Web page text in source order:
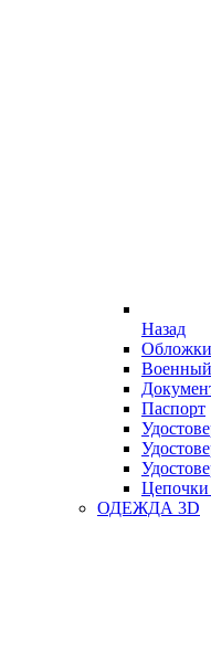
Назад
Обложки
Паспорт
Цепочки
ОДЕЖДА 3D